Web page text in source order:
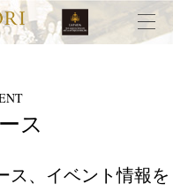
ス
ス、イベント情報を